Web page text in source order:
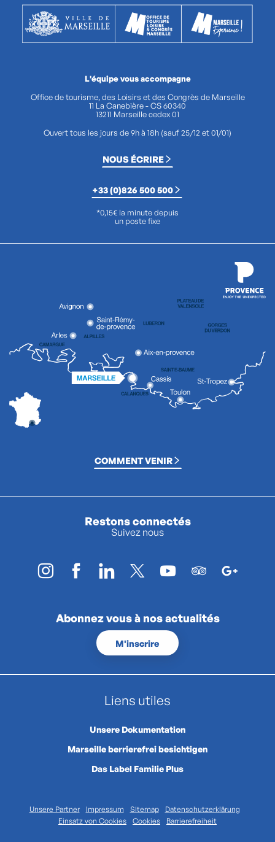
L'équipe vous accompagne
Office de tourisme, des Loisirs et des Congrès de Marseille
11 La Canebière - CS 60340
13211 Marseille cedex 01
Ouvert tous les jours de 9h à 18h (sauf 25/12 et 01/01)
NOUS ÉCRIRE
+33 (0)826 500 500
*0,15€ la minute depuis
un poste fixe
COMMENT VENIR
Restons connectés
Suivez nous
Abonnez vous à nos actualités
M'inscrire
Liens utiles
Unsere Dokumentation
Marseille berrierefrei besichtigen
Das Label Familie Plus
Unsere Partner Impressum Sitemap
Datenschutzerklärung
Einsatz von Cookies
Cookies Barrierefreiheit